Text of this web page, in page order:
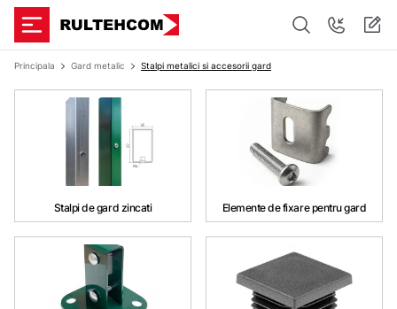
Principala Gard metalic Stalpi metalici si accesorii gard
Stalpi de gard zincati Elemente de fixare pentru gard